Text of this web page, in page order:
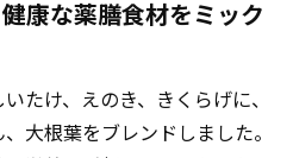
康な薬膳食材をミック
たけ、えのき、きくらげに、
大根葉をブレンドしました。